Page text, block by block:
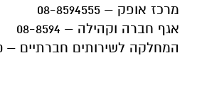
מרכז אופק – 08-8594555
אגף חברה וקהילה – 08-8594
המחלקה לשירותים חברתיים – 08-8593570